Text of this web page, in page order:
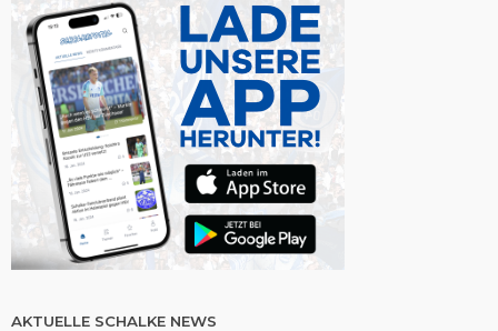
AKTUELLE SCHALKE NEWS